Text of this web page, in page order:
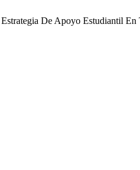
De Apoyo Estudiantil En